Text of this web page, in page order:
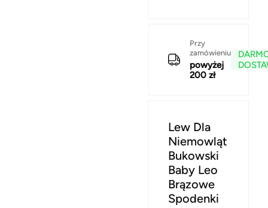
Przy
zamówieniu
powyżej
200 zł
Lew Dla
Niemowląt
Bukowski
Baby Leo
Brązowe
Spodenki